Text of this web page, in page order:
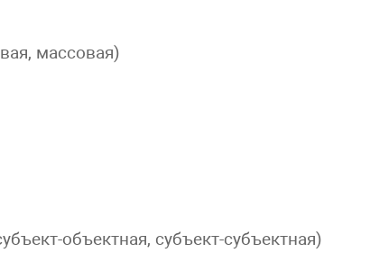
массовая)
объектная, субъект-субъектная)